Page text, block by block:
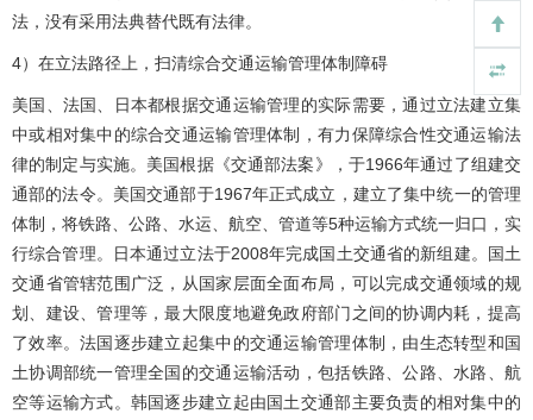
法，没有采用法典替代既有法律。
4）在立法路径上，扫清综合交通运输管理体制障碍
美国、法国、日本都根据交通运输管理的实际需要，通过立法建立集
中或相对集中的综合交通运输管理体制，有力保障综合性交通运输法
律的制定与实施。美国根据《交通部法案》，于1966年通过了组建交
通部的法令。美国交通部于1967年正式成立，建立了集中统一的管理
体制，将铁路、公路、水运、航空、管道等5种运输方式统一归口，实
行综合管理。日本通过立法于2008年完成国土交通省的新组建。国土
交通省管辖范围广泛，从国家层面全面布局，可以完成交通领域的规
划、建设、管理等，最大限度地避免政府部门之间的协调内耗，提高
了效率。法国逐步建立起集中的交通运输管理体制，由生态转型和国
土协调部统一管理全国的交通运输活动，包括铁路、公路、水路、航
空等运输方式。韩国逐步建立起由国土交通部主要负责的相对集中的